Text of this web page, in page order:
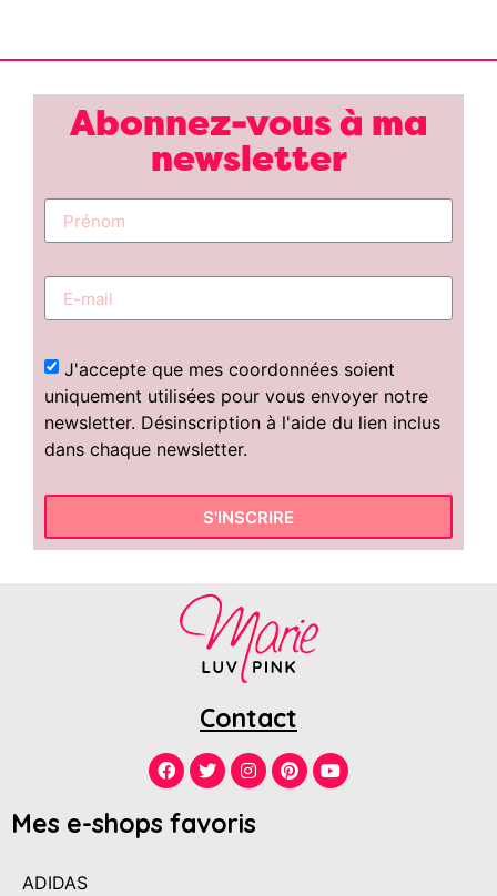
Abonnez-vous à ma
newsletter
J'accepte que mes coordonnées soient
uniquement utilisées pour vous envoyer notre
newsletter. Désinscription à l'aide du lien inclus
dans chaque newsletter.
S'INSCRIRE
Contact
Mes e-shops favoris
ADIDAS